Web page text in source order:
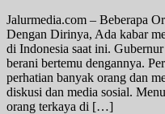
Jalurmedia.com – Beberapa
Dengan Dirinya, Ada kabar
di Indonesia saat ini.
berani bertemu dengannya.
perhatian banyak orang dan
diskusi dan media sosial.
orang terkaya di […]